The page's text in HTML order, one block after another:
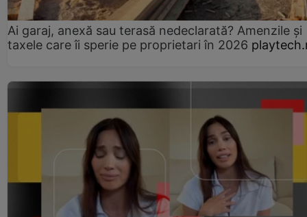
Ai garaj, anexă sau terasă nedeclarată? Amenzile și
taxele care îi sperie pe proprietari în 2026